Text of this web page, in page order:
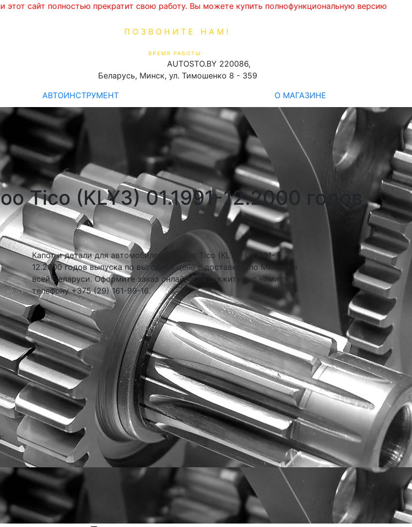
этот сайт полностью прекратит свою работу. Вы можете купить полнофункциональную версию
ПОЗВОНИТЕ НАМ!
ВРЕМЯ РАБОТЫ:
AUTOSTO.BY 220086,
Беларусь, Минск, ул. Тимошенко 8 - 359
АВТОИНСТРУМЕНТ
О МАГАЗИНЕ
Tico (KLY3) 01.1991-12.2000 годов
Капот и детали для автомобилей Daewoo Tico (KLY3) 01.1991-
12.2000 годов выпуска по выгодной цене с доставкой по Минску и
всей Беларуси. Оформите заказ онлайн или свяжитесь с нами по
телефону +375 (29) 161-99-16.